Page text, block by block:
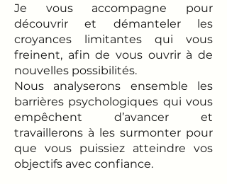
Je vous accompagne pour
découvrir et démanteler les
croyances limitantes qui vous
freinent, afin de vous ouvrir à de
nouvelles possibilités.
Nous analyserons ensemble les
barrières psychologiques qui vous
empêchent d’avancer et
travaillerons à les surmonter pour
que vous puissiez atteindre vos
objectifs avec confiance.